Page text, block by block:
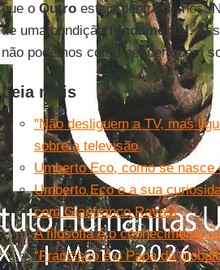
que o Outroesteja dentro de nós.
de uma condiçãofundamental.
não podemos compreender quem
Leia mais
"Não desliguem a TV, mas
sobre a televisão
Umberto Eco, como se
Umberto Eco e a sua
com Gianfranco Ravasi
A filosofia é o conhecimento
“Francisco é o Papa da